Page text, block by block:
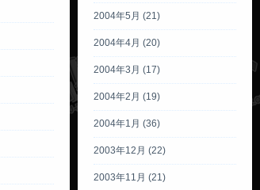
2004年5月 (21)
2004年4月 (20)
2004年3月 (17)
2004年2月 (19)
2004年1月 (36)
2003年12月 (22)
2003年11月 (21)